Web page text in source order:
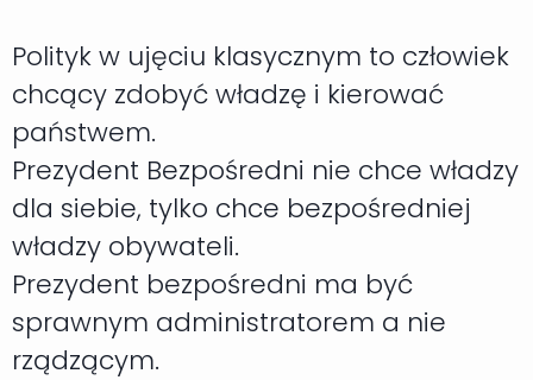
Polityk w ujęciu klasycznym to człowiek
chcący zdobyć władzę i kierować
państwem.
Prezydent Bezpośredni nie chce władzy
dla siebie, tylko chce bezpośredniej
władzy obywateli.
Prezydent bezpośredni ma być
sprawnym administratorem a nie
rządzącym.